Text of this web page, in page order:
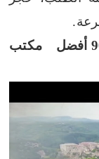
90908852 أفضل مكتب